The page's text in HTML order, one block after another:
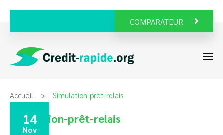
COMPARATEUR
Accueil Simulation-prêt-relais
Simulation-prêt-relais
14
Nov